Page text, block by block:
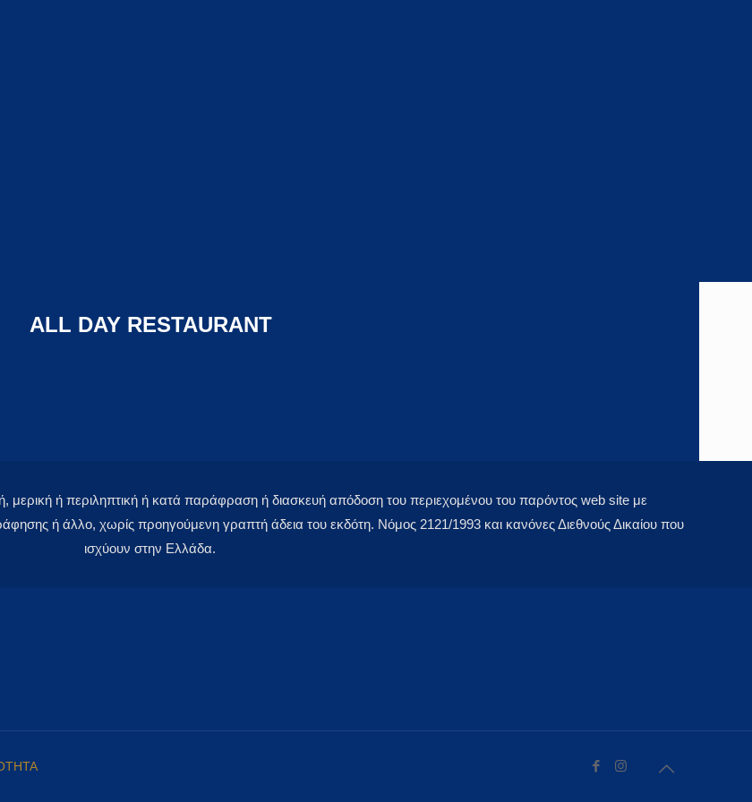
ALL DAY RESTAURANT
ή περιληπτική ή κατά παράφραση ή διασκευή απόδοση του περιεχομένου του παρόντος web site με
ή άλλο, χωρίς προηγούμενη γραπτή άδεια του εκδότη. Νόμος 2121/1993 και κανόνες Διεθνούς Δικαίου που
ισχύουν στην Ελλάδα.